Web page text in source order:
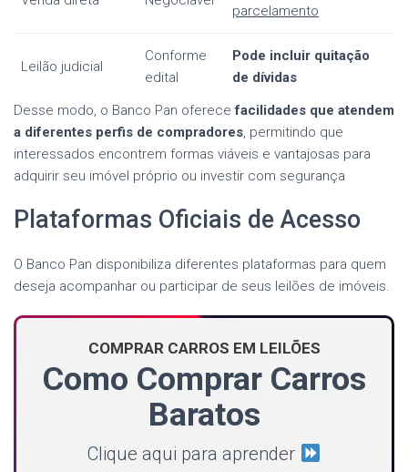
parcelamento
Leilão judicial
Conforme
edital
Pode incluir quitação
de dívidas
Desse modo, o Banco Pan oferecefacilidades que atendem
a diferentes perfis de compradores, permitindo que
interessados encontrem formas viáveis e vantajosas para
adquirir seu imóvel próprio ou investir com segurança
Plataformas Oficiais de Acesso
O Banco Pan disponibiliza diferentes plataformas para quem
deseja acompanhar ou participar de seus leilões de imóveis.
COMPRAR CARROS EM LEILÕES
Como Comprar Carros
Baratos
Clique aqui para aprender